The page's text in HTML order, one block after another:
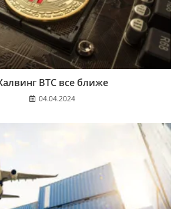
BTC все ближе
04.04.2024